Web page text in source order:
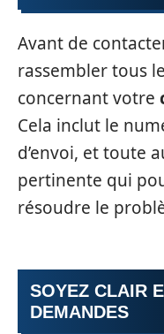
Avant de
rassembler tous
concernant votre
Cela inclut le
d’envoi, et toute
pertinente qui
résoudre le
SOYEZ CLAIR
DEMANDES